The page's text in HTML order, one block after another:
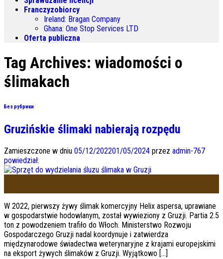
Franczyzobiorcy
Ireland: Bragan Company
Ghana: One Stop Services LTD
Oferta publiczna
Tag Archives: wiadomości o
ślimakach
Без рубрики
Gruzińskie ślimaki nabierają rozpędu
Zamieszczone w dniu 05/12/202201/05/2024 przez admin-767
powiedział:
W 2022, pierwszy żywy ślimak komercyjny Helix aspersa, uprawiane
w gospodarstwie hodowlanym, został wywieziony z Gruzji. Partia 2.5
ton z powodzeniem trafiło do Włoch. Ministerstwo Rozwoju
Gospodarczego Gruzji nadal koordynuje i zatwierdza
międzynarodowe świadectwa weterynaryjne z krajami europejskimi
na eksport żywych ślimaków z Gruzji. Wyjątkowo […]